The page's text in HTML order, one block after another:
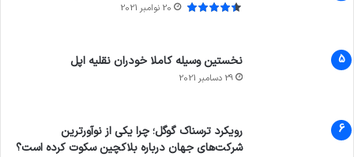
20 نوامبر 2021
نخستین وسیله کاملا خودران نقلیه اپل
29 دسامبر 2021
رویکرد ترسناک گوگل؛ چرا یکی از نوآورترین
شرکت‌های جهان درباره بلاکچین سکوت کرده است؟